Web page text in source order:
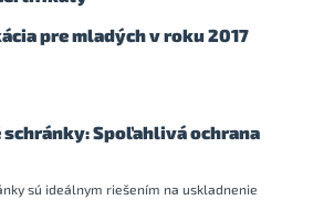
pre mladých v roku 2017
schránky: Spoľahlivá ochrana
sú ideálnym riešením na uskladnenie